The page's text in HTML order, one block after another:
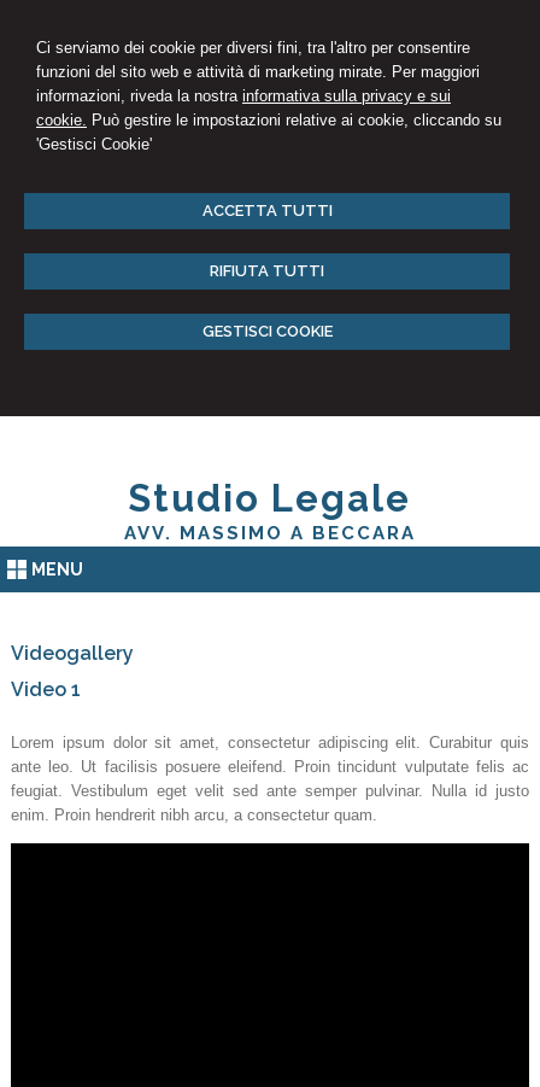
Ci serviamo dei cookie per diversi fini, tra l'altro per consentire
funzioni del sito web e attività di marketing mirate. Per maggiori
informazioni, riveda la nostra informativa sulla privacy e sui
cookie. Può gestire le impostazioni relative ai cookie, cliccando su
'Gestisci Cookie'
ACCETTA TUTTI
RIFIUTA TUTTI
GESTISCI COOKIE
Studio Legale
AVV. MASSIMO A BECCARA
MENU
Videogallery
Video 1
Lorem ipsum dolor sit amet, consectetur adipiscing elit. Curabitur quis
ante leo. Ut facilisis posuere eleifend. Proin tincidunt vulputate felis ac
feugiat. Vestibulum eget velit sed ante semper pulvinar. Nulla id justo
enim. Proin hendrerit nibh arcu, a consectetur quam.